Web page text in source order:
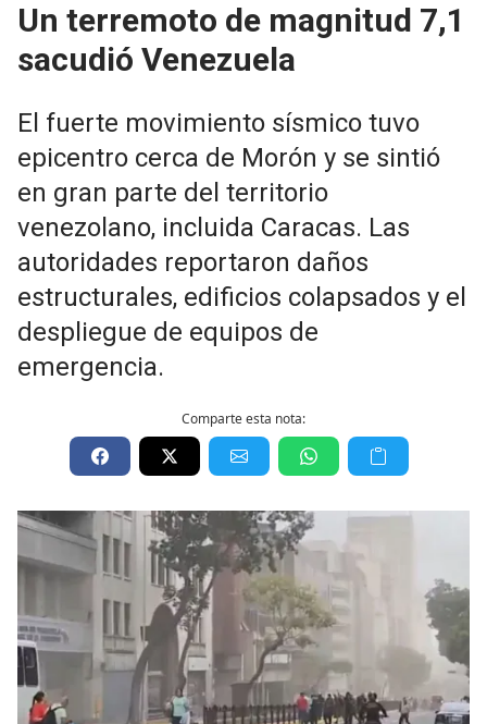
Un terremoto de magnitud 7,1
sacudió Venezuela
El fuerte movimiento sísmico tuvo
epicentro cerca de Morón y se sintió
en gran parte del territorio
venezolano, incluida Caracas. Las
autoridades reportaron daños
estructurales, edificios colapsados y el
despliegue de equipos de
emergencia.
Comparte esta nota: